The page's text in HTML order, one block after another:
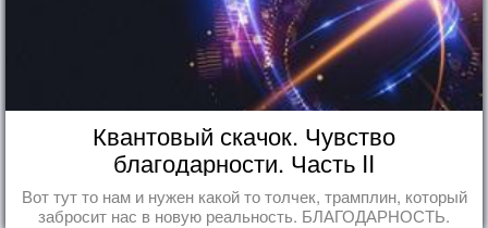
Квантовый скачок. Чувство
благодарности. Часть II
Вот тут то нам и нужен какой то толчек, трамплин, который
забросит нас в новую реальность. БЛАГОДАРНОСТЬ.